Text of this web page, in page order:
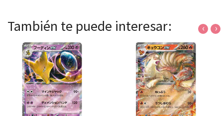
También te puede interesar: ‹ ›